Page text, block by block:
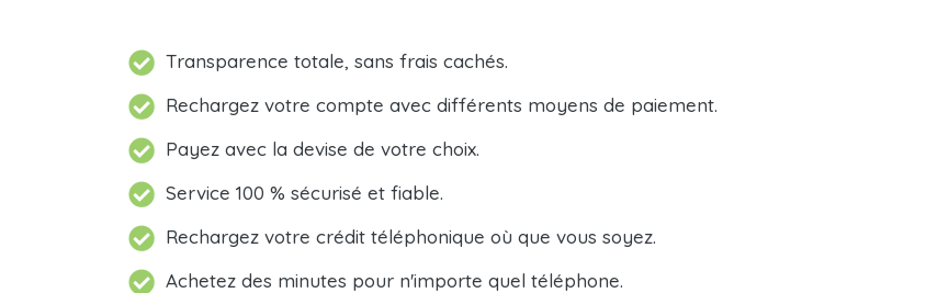
Transparence totale, sans frais cachés.
Rechargez votre compte avec différents moyens de paiement.
Payez avec la devise de votre choix.
Service 100 % sécurisé et fiable.
Rechargez votre crédit téléphonique où que vous soyez.
Achetez des minutes pour n'importe quel téléphone.